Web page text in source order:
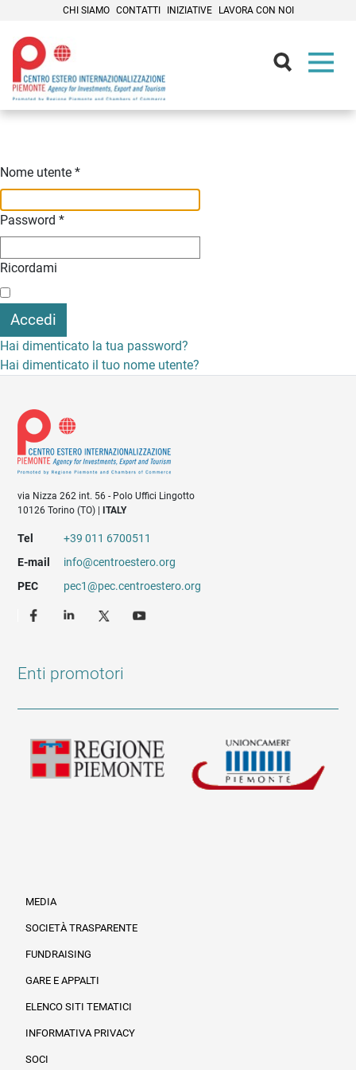
CHI SIAMO CONTATTI INIZIATIVE LAVORA CON NOI
Nome utente *
Password *
Ricordami
Accedi
Hai dimenticato la tua password?
Hai dimenticato il tuo nome utente?
via Nizza 262 int. 56 - Polo Uffici Lingotto
10126 Torino (TO) |
ITALY
Tel
+39 011 6700511
E-mail
info@centroestero.org
PEC
pec1@pec.centroestero.org
Enti promotori
MEDIA
SOCIETÀ TRASPARENTE
FUNDRAISING
GARE E APPALTI
ELENCO SITI TEMATICI
INFORMATIVA PRIVACY
SOCI